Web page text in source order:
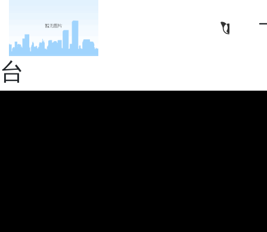
亿华高新材料（南通）有
限公司-十大正规娱乐平
台